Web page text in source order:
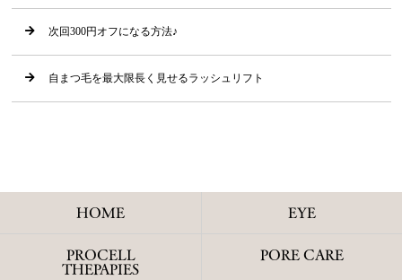
次回300円オフになる方法♪
自まつ毛を最大限長く見せるラッシュリフト
HOME EYE
PROCELL
THEPAPIES
PORE CARE